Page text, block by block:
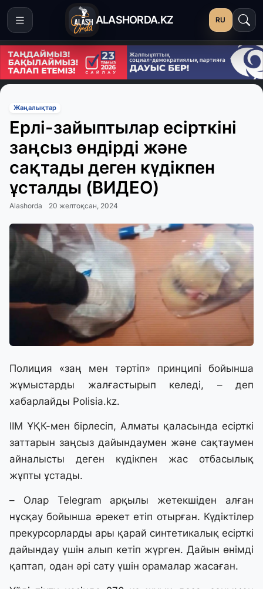
ALASHORDA.KZ RU
Жаңалықтар
Ерлі-зайыптылар есірткіні
заңсыз өндірді және
сақтады деген күдікпен
ұсталды (ВИДЕО)
Alashorda 20 желтоқсан, 2024
Полиция «заң мен тәртіп» принципі бойынша
жұмыстарды жалғастырып келеді, – деп
хабарлайды Polisia.kz.
ІІМ ҰҚК-мен бірлесіп, Алматы қаласында есірткі
заттарын заңсыз дайындаумен және сақтаумен
айналысты деген күдікпен жас отбасылық
жұпты ұстады.
– Олар Telegram арқылы жетекшіден алған
нұсқау бойынша әрекет етіп отырған. Күдіктілер
прекурсорларды ары қарай синтетикалық есірткі
дайындау үшін алып кетіп жүрген. Дайын өнімді
қаптап, одан әрі сату үшін орамалар жасаған.